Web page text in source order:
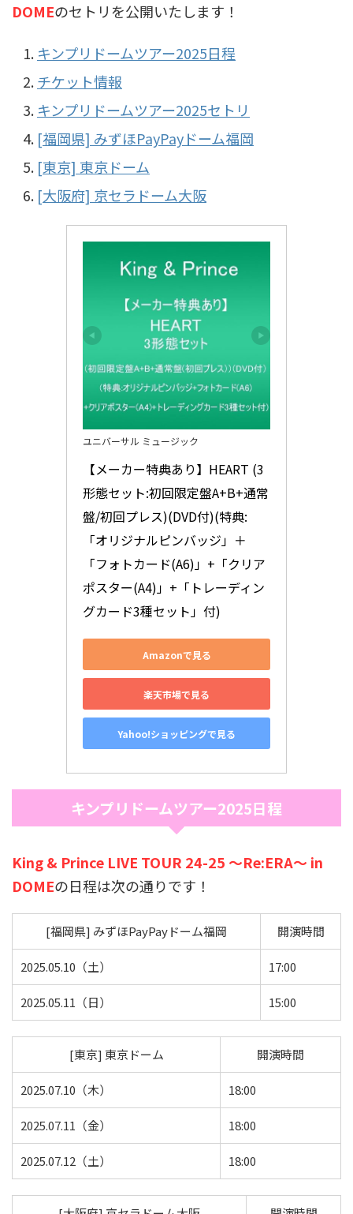
DOMEのセトリを公開いたします！
キンプリドームツアー2025日程
チケット情報
キンプリドームツアー2025セトリ
[福岡県] みずほPayPayドーム福岡
[東京] 東京ドーム
[大阪府] 京セラドーム大阪
ユニバーサル ミュージック
【メーカー特典あり】HEART (3
形態セット:初回限定盤A+B+通常
盤/初回プレス)(DVD付)(特典:
「オリジナルピンバッジ」＋
「フォトカード(A6)」+「クリア
ポスター(A4)」+「トレーディン
グカード3種セット」付)
Amazonで見る
楽天市場で見る
Yahoo!ショッピングで見る
キンプリドームツアー2025日程
King & Prince LIVE TOUR 24-25 ～Re:ERA～ in
DOMEの日程は次の通りです！
[福岡県] みずほPayPayドーム福岡 開演時間
2025.05.10（土） 17:00
2025.05.11（日） 15:00
[東京] 東京ドーム 開演時間
2025.07.10（木） 18:00
2025.07.11（金） 18:00
2025.07.12（土） 18:00